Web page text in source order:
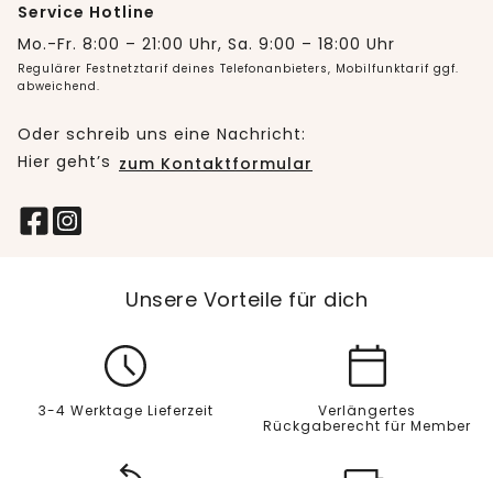
Service Hotline
Mo.-Fr. 8:00 – 21:00 Uhr, Sa. 9:00 – 18:00 Uhr
Regulärer Festnetztarif deines Telefonanbieters, Mobilfunktarif ggf.
abweichend.
Oder schreib uns eine Nachricht:
Hier geht’s zum Kontaktformular
Unsere Vorteile für dich
3-4 Werktage Lieferzeit
Verlängertes
Rückgaberecht für Member